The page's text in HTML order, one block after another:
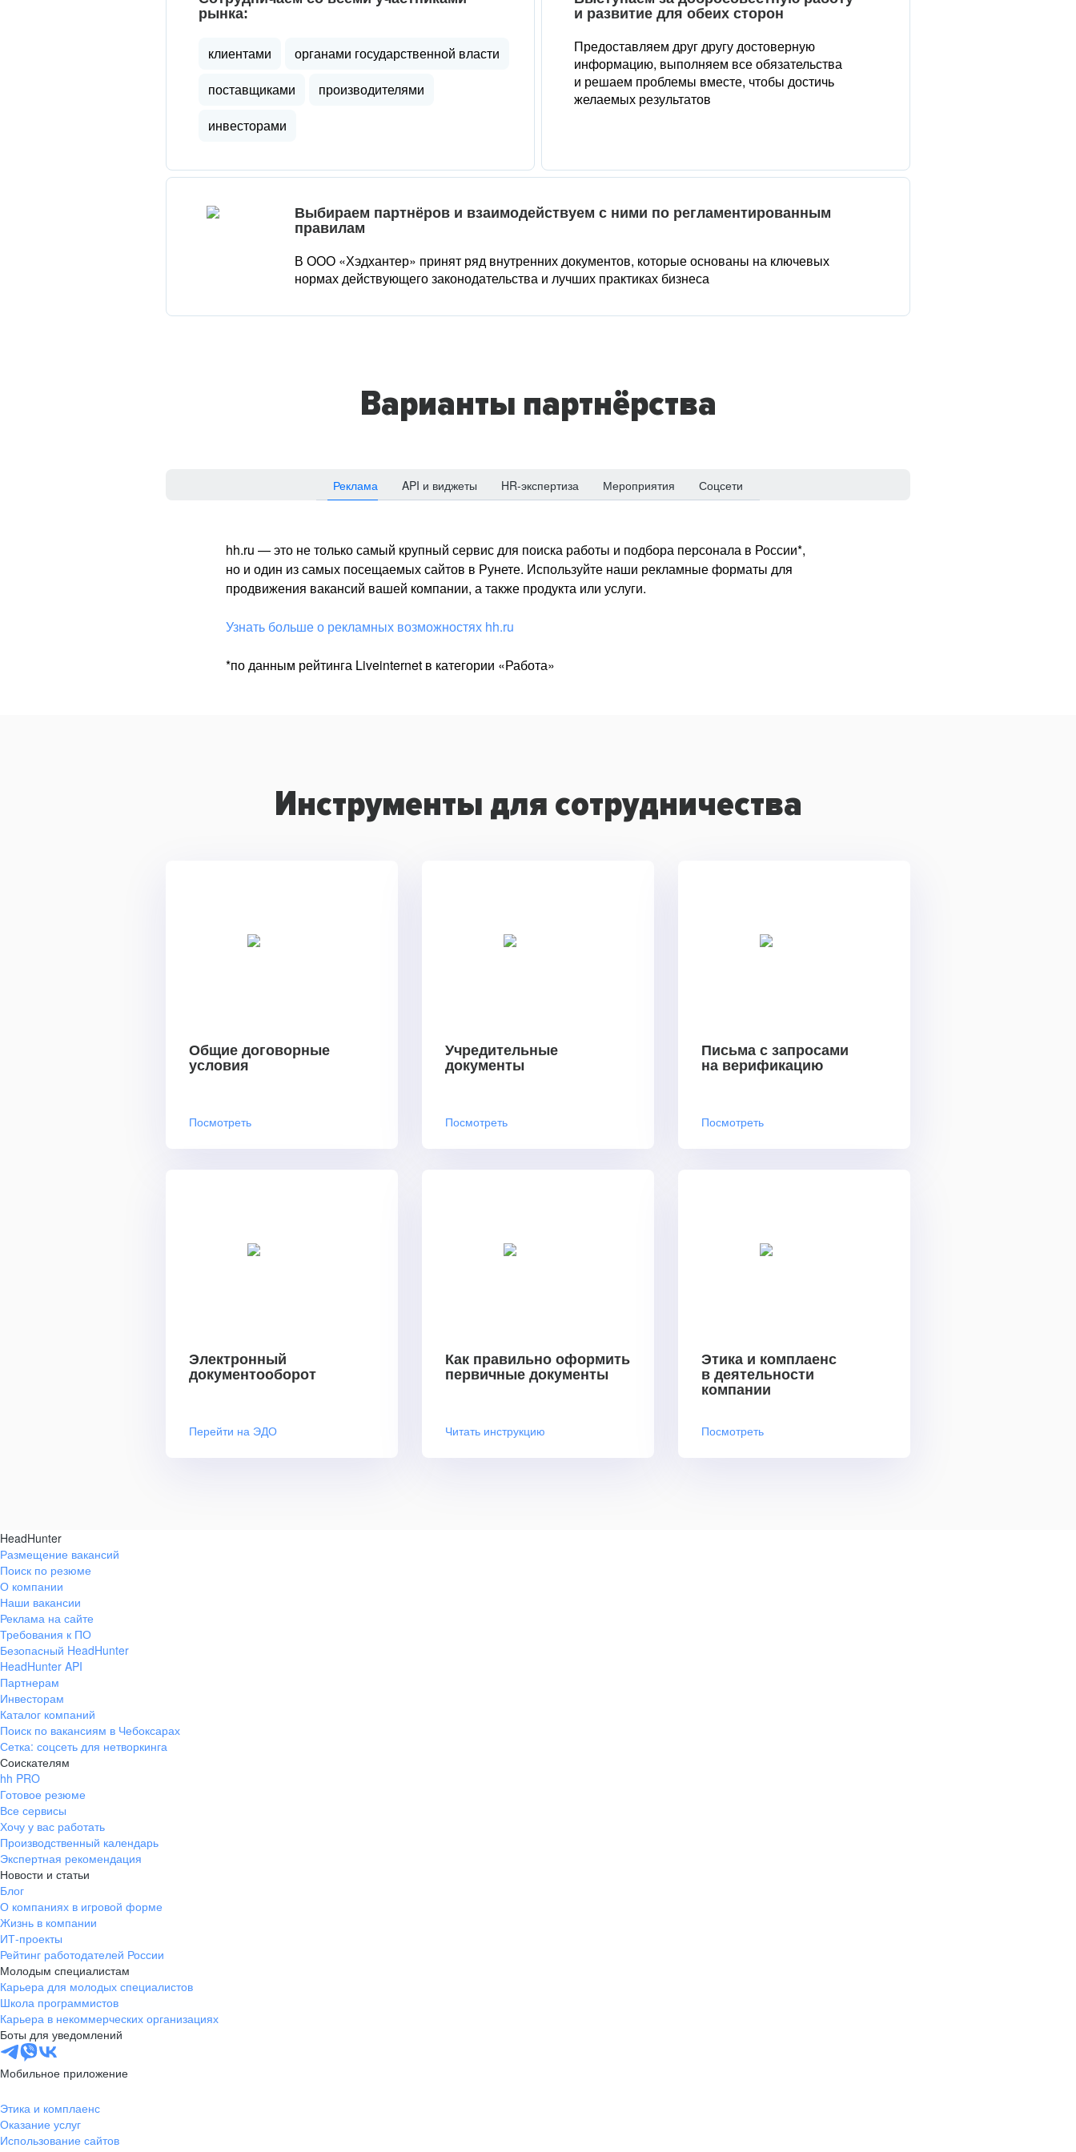
рынка:
клиентами
органами государственной власти
поставщиками
производителями
инвесторами
и развитие для обеих сторон
Предоставляем друг другу достоверную
информацию, выполняем все обязательства
и решаем проблемы вместе, чтобы достичь
желаемых результатов
Выбираем партнёров и взаимодействуем с ними по регламентированным
правилам
В ООО «Хэдхантер» принят ряд внутренних документов, которые основаны на ключевых
нормах действующего законодательства и лучших практиках бизнеса
Варианты партнёрства
Реклама API и виджеты HR-экспертиза Мероприятия Соцсети
hh.ru — это не только самый крупный сервис для поиска работы и подбора персонала в России*,
но и один из самых посещаемых сайтов в Рунете. Используйте наши рекламные форматы для
продвижения вакансий вашей компании, а также продукта или услуги.
Узнать больше о рекламных возможностях hh.ru
*по данным рейтинга Liveinternet в категории «Работа»
Инструменты для сотрудничества
Общие договорные
условия
Посмотреть
Учредительные
документы
Посмотреть
Письма с запросами
на верификацию
Посмотреть
Электронный
документооборот
Перейти на ЭДО
Как правильно оформить
первичные документы
Читать инструкцию
Этика и комплаенс
в деятельности
компании
Посмотреть
HeadHunter
Размещение вакансий
Поиск по резюме
О компании
Наши вакансии
Реклама на сайте
Требования к ПО
Безопасный HeadHunter
HeadHunter API
Партнерам
Инвесторам
Каталог компаний
Поиск по вакансиям в Чебоксарах
Сетка: соцсеть для нетворкинга
Соискателям
hh PRO
Готовое резюме
Все сервисы
Хочу у вас работать
Производственный календарь
Экспертная рекомендация
Новости и статьи
Блог
О компаниях в игровой форме
Жизнь в компании
ИТ-проекты
Рейтинг работодателей России
Молодым специалистам
Карьера для молодых специалистов
Школа программистов
Карьера в некоммерческих организациях
Боты для уведомлений
Мобильное приложение
Этика и комплаенс
Оказание услуг
Использование сайтов